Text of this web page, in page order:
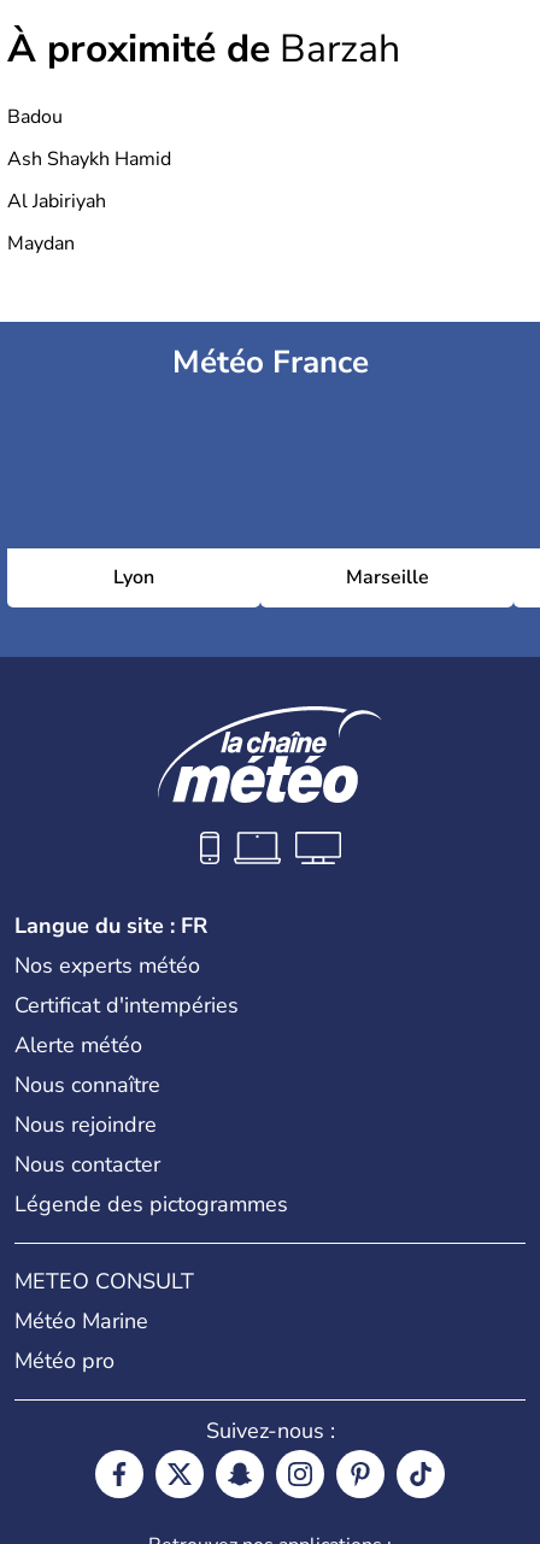
À proximité de Barzah
Badou
Ash Shaykh Hamid
Al Jabiriyah
Maydan
Météo France
Lyon Marseille
Langue du site : FR
Nos experts météo
Certificat d'intempéries
Alerte météo
Nous connaître
Nous rejoindre
Nous contacter
Légende des pictogrammes
METEO CONSULT
Météo Marine
Météo pro
Suivez-nous :